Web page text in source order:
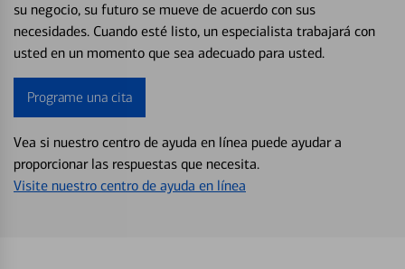
su negocio, su futuro se mueve de acuerdo con sus
necesidades. Cuando esté listo, un especialista trabajará con
usted en un momento que sea adecuado para usted.
Programe una cita
Vea si nuestro centro de ayuda en línea puede ayudar a
proporcionar las respuestas que necesita.
Visite nuestro centro de ayuda en línea